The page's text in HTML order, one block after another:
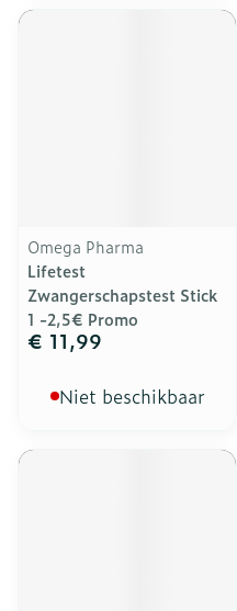
Omega Pharma
Lifetest
Zwangerschapstest Stick
1 -2,5€ Promo
€ 11,99
Niet beschikbaar